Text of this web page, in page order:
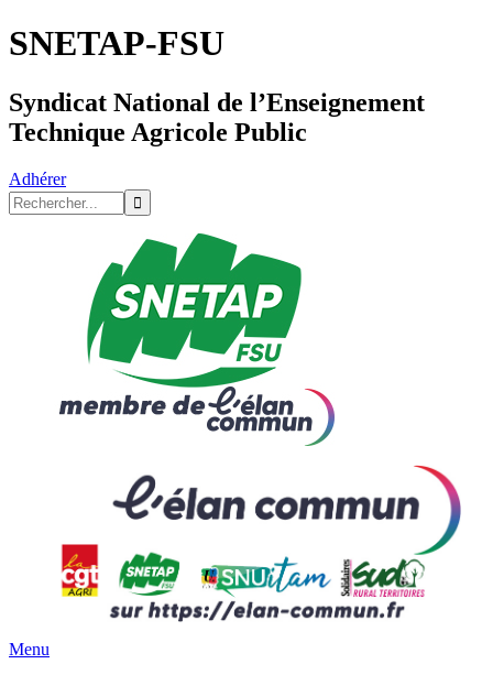
SNETAP-FSU
Syndicat National de l’Enseignement
Technique Agricole Public
Adhérer
Menu